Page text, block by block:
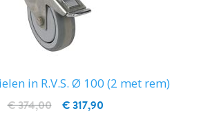
in R.V.S. Ø 100 (2 met rem)
€ 317,90
€ 374,00